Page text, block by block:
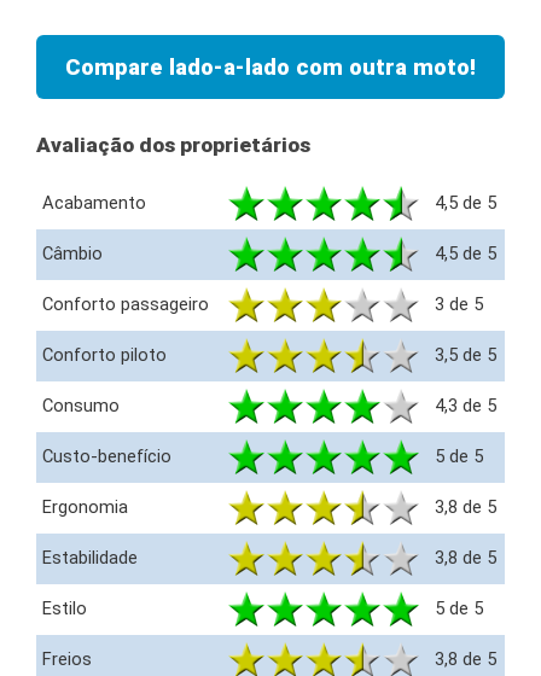
Compare lado-a-lado com outra moto!
Avaliação dos proprietários
Acabamento 4,5 de 5
Câmbio 4,5 de 5
Conforto passageiro 3 de 5
Conforto piloto 3,5 de 5
Consumo 4,3 de 5
Custo-benefício 5 de 5
Ergonomia 3,8 de 5
Estabilidade 3,8 de 5
Estilo 5 de 5
Freios 3,8 de 5